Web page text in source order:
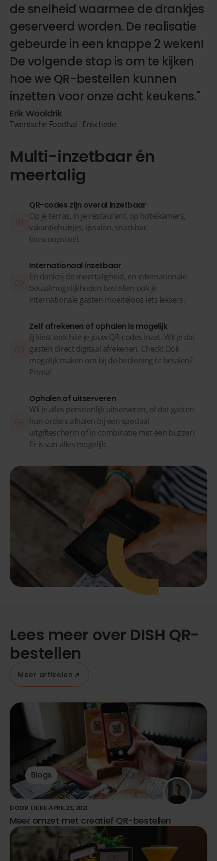
de snelheid waarmee de drankjes
geserveerd worden. De realisatie
gebeurde in een knappe 2 weken!
De volgende stap is om te kijken
hoe we QR-bestellen kunnen
inzetten voor onze acht keukens."
Erik Wooldrik
Twentsche Foodhal - Enschede
Multi-inzetbaar én
meertalig
QR-codes zijn overal inzetbaar
Op je terras, in je restaurant, op hotelkamers,
vakantiehuisjes, ijssalon, snackbar,
bioscoopstoel.
Internationaal inzetbaar
En dankzij de meertaligheid, en internationale
betaalmogelijkheden bestellen ook je
internationale gasten moeiteloos iets lekkers.
Zelf afrekenen of ophalen is mogelijk
Jij kiest ook hóe je jouw QR-codes inzet. Wil je dat
gasten direct digitaal afrekenen. Check! Ook
mogelijk maken om bij de bediening te betalen?
Prima!
Ophalen of uitserveren
Wil je alles persoonlijk uitserveren, of dat gasten
hun orders afhalen bij een speciaal
uitgiftescherm of in combinatie met een buzzer?
Er is van alles mogelijk.
Lees meer over DISH QR-
bestellen
Meer artikelen
Blogs
DOOR LIEKE APRIL 23, 2021
Meer omzet met creatief QR-bestellen